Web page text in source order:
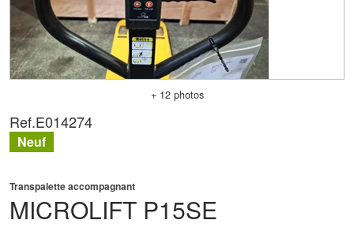
+ 12 photos
MICROLIFT P15SE
Transpalette accompagnant
Ref.E014274
Neuf